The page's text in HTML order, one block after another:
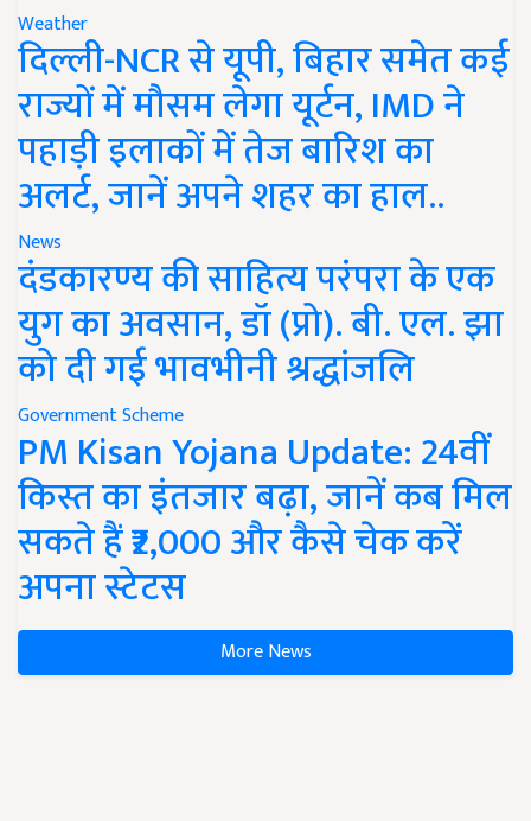
Weather
दिल्ली-NCR से यूपी, बिहार समेत कई
राज्यों में मौसम लेगा यूर्टन, IMD ने
पहाड़ी इलाकों में तेज बारिश का
अलर्ट, जानें अपने शहर का हाल..
News
दंडकारण्य की साहित्य परंपरा के एक
युग का अवसान, डॉ (प्रो). बी. एल. झा
को दी गई भावभीनी श्रद्धांजलि
Government Scheme
PM Kisan Yojana Update: 24वीं
किस्त का इंतजार बढ़ा, जानें कब मिल
सकते हैं ₹2,000 और कैसे चेक करें
अपना स्टेटस
More News